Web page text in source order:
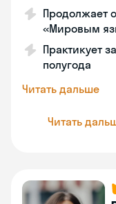
Продолжает
«Мировым
Практикует
полугода
Читать дальше
Читать